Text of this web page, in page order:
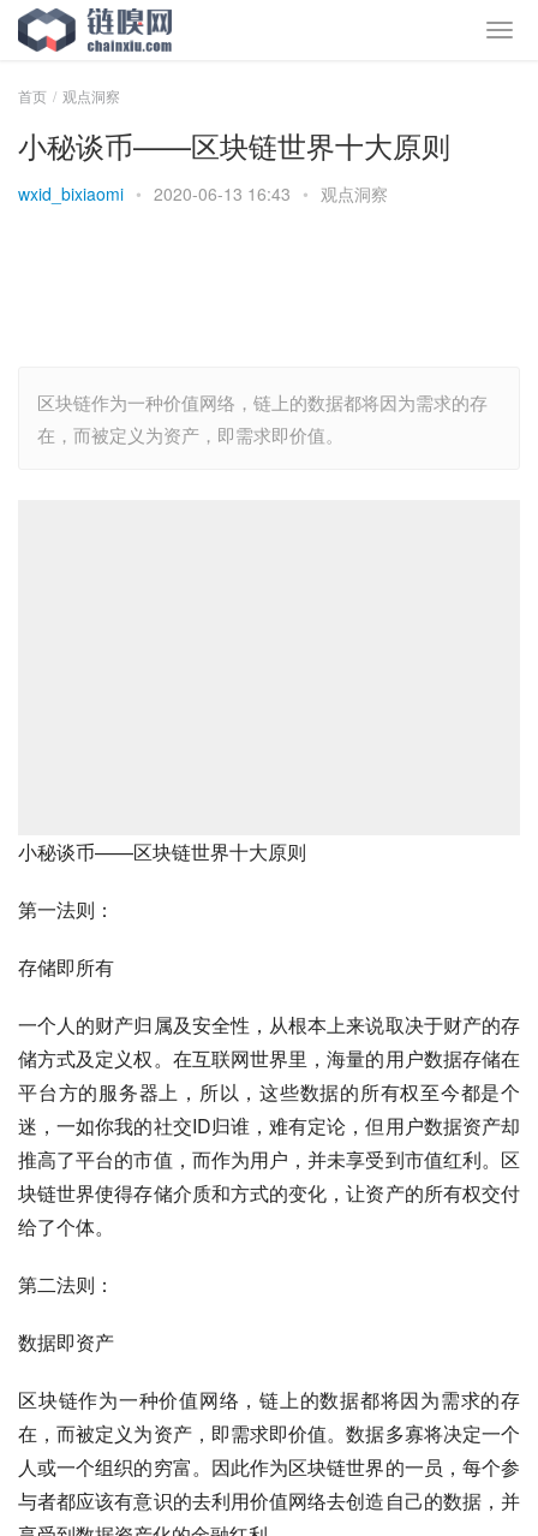
首页 观点洞察
小秘谈币——区块链世界十大原则
wxid_bixiaomi • 2020-06-13 16:43 • 观点洞察
区块链作为一种价值网络，链上的数据都将因为需求的存
在，而被定义为资产，即需求即价值。
小秘谈币——区块链世界十大原则
第一法则：
存储即所有
一个人的财产归属及安全性，从根本上来说取决于财产的存
储方式及定义权。在互联网世界里，海量的用户数据存储在
平台方的服务器上，所以，这些数据的所有权至今都是个
迷，一如你我的社交ID归谁，难有定论，但用户数据资产却
推高了平台的市值，而作为用户，并未享受到市值红利。区
块链世界使得存储介质和方式的变化，让资产的所有权交付
给了个体。
第二法则：
数据即资产
区块链作为一种价值网络，链上的数据都将因为需求的存
在，而被定义为资产，即需求即价值。数据多寡将决定一个
人或一个组织的穷富。因此作为区块链世界的一员，每个参
与者都应该有意识的去利用价值网络去创造自己的数据，并